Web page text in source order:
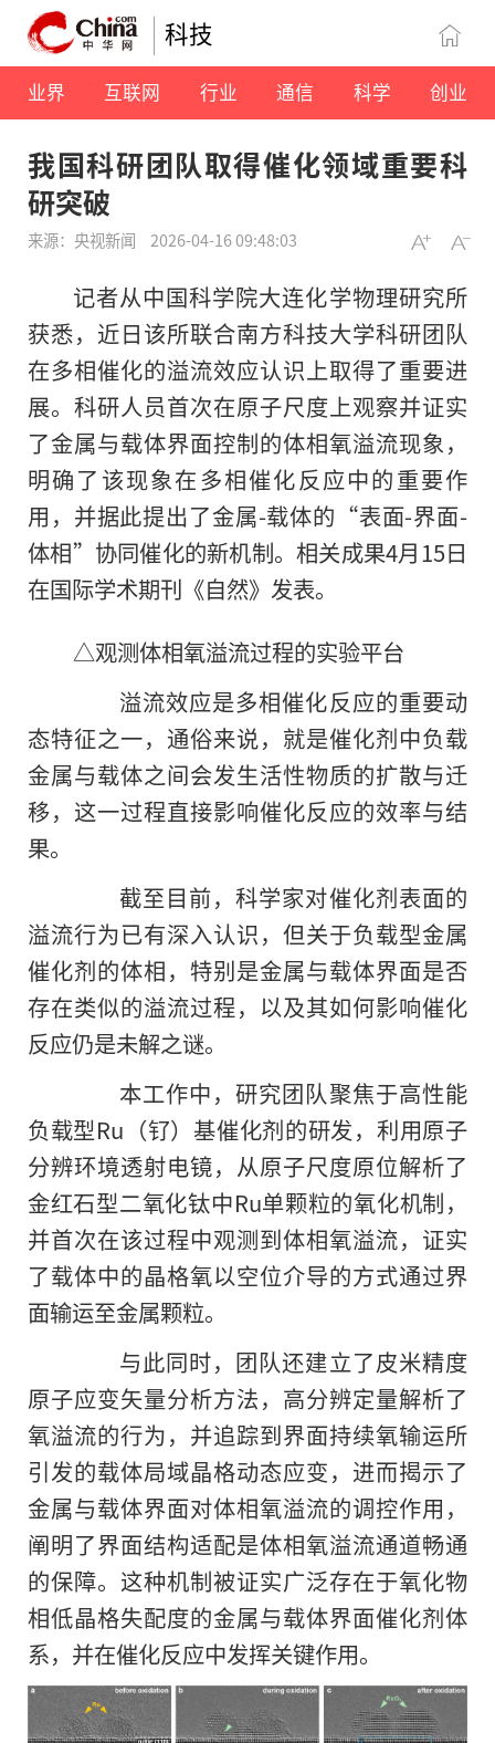
科技
业界 互联网 行业 通信 科学 创业
我国科研团队取得催化领域重要科
研突破
来源：央视新闻 2026-04-16 09:48:03
记者从中国科学院大连化学物理研究所
获悉，近日该所联合南方科技大学科研团队
在多相催化的溢流效应认识上取得了重要进
展。科研人员首次在原子尺度上观察并证实
了金属与载体界面控制的体相氧溢流现象，
明确了该现象在多相催化反应中的重要作
用，并据此提出了金属-载体的“表面-界面-
体相”协同催化的新机制。相关成果4月15日
在国际学术期刊《自然》发表。
△观测体相氧溢流过程的实验平台
溢流效应是多相催化反应的重要动
态特征之一，通俗来说，就是催化剂中负载
金属与载体之间会发生活性物质的扩散与迁
移，这一过程直接影响催化反应的效率与结
果。
截至目前，科学家对催化剂表面的
溢流行为已有深入认识，但关于负载型金属
催化剂的体相，特别是金属与载体界面是否
存在类似的溢流过程，以及其如何影响催化
反应仍是未解之谜。
本工作中，研究团队聚焦于高性能
负载型Ru（钌）基催化剂的研发，利用原子
分辨环境透射电镜，从原子尺度原位解析了
金红石型二氧化钛中Ru单颗粒的氧化机制，
并首次在该过程中观测到体相氧溢流，证实
了载体中的晶格氧以空位介导的方式通过界
面输运至金属颗粒。
与此同时，团队还建立了皮米精度
原子应变矢量分析方法，高分辨定量解析了
氧溢流的行为，并追踪到界面持续氧输运所
引发的载体局域晶格动态应变，进而揭示了
金属与载体界面对体相氧溢流的调控作用，
阐明了界面结构适配是体相氧溢流通道畅通
的保障。这种机制被证实广泛存在于氧化物
相低晶格失配度的金属与载体界面催化剂体
系，并在催化反应中发挥关键作用。